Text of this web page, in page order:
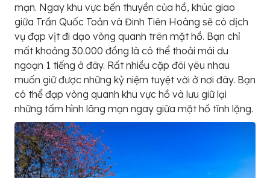
mạn. Ngay khu vực bến thuyền của hồ, khúc giao
giữa Trần Quốc Toản và Đinh Tiên Hoàng sẽ có dịch
vụ đạp vịt đi dạo vòng quanh trên mặt hồ. Bạn chỉ
mất khoảng 30.000 đồng là có thể thoải mái du
ngoạn 1 tiếng ở đây. Rất nhiều cặp đôi yêu nhau
muốn giữ được những kỷ niệm tuyệt vời ở nơi đây. Bạn
có thể đạp vòng quanh khu vực hồ và lưu giữ lại
những tấm hình lãng mạn ngay giữa mặt hồ tĩnh lặng.